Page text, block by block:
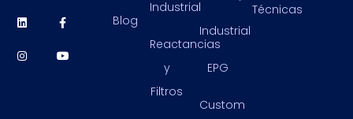
Blog
Industrial
Reactancias
y
Filtros
Industrial
EPG
Custom
Técnicas